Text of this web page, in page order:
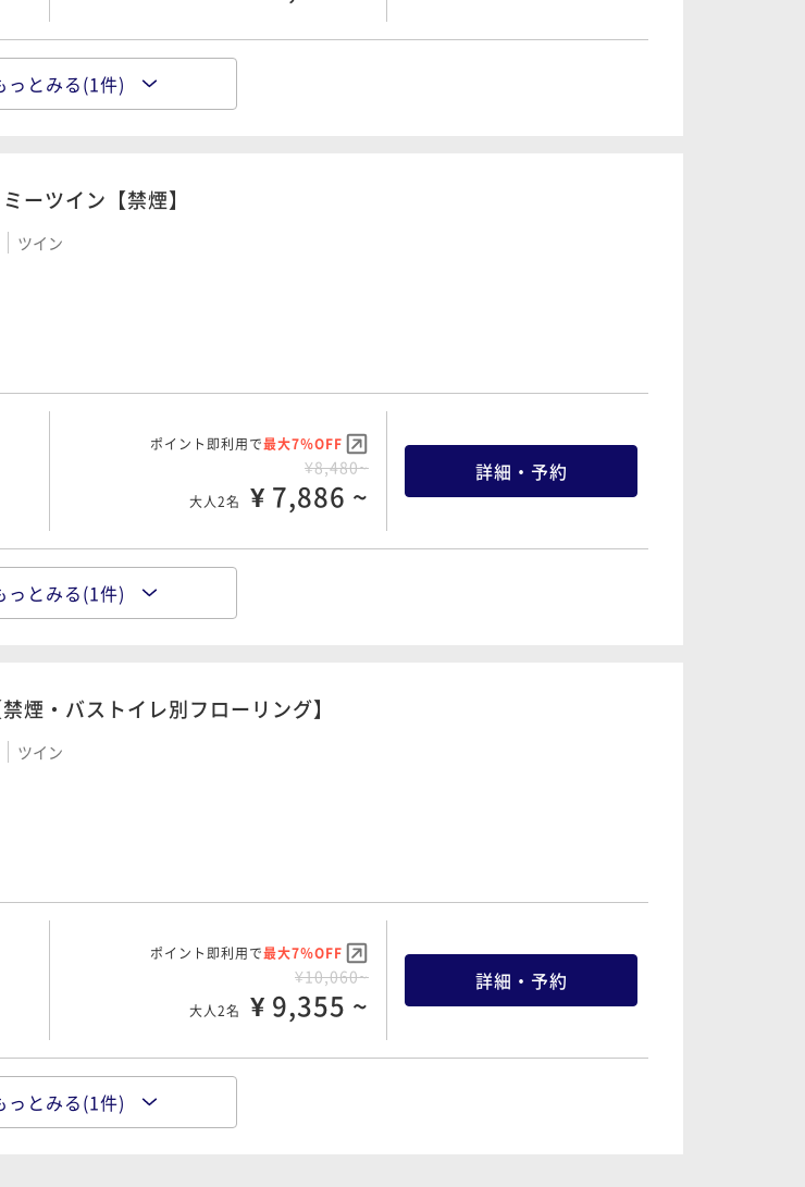
ポイント即利用で
っとみる(1件)
ーツイン【禁煙】
ツイン
ポイント即利用で最大7％OFF
¥8,480~
大人2名 ¥ 7,886 ~
詳細・予約
ポイント即利用で
っとみる(1件)
煙・バストイレ別フローリング】
ツイン
ポイント即利用で最大7％OFF
¥10,060~
大人2名 ¥ 9,355 ~
詳細・予約
ポイント即利用で
っとみる(1件)